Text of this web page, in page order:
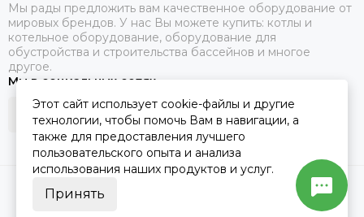
Мы рады предложить вам качественное оборудование от
мировых брендов. У нас Вы можете купить: котлы и
котельное оборудование, оборудование для
обустройства и строительства бассейнов и многое
другое.
Мы в социальных сетях
Этот сайт использует cookie-файлы и другие
технологии, чтобы помочь Вам в навигации, а
также для предоставления лучшего
пользовательского опыта и анализа
использования наших продуктов и услуг.
Принять